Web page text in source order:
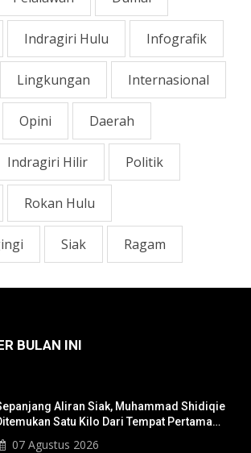
Indragiri Hulu Infografik
Lingkungan Internasional
Opini Daerah
Indragiri Hilir Politik
Rokan Hulu
Siak Ragam
BULAN INI
Aliran Siak, Muhammad Shidiqie
Satu Kilo Dari Tempat Pertama
07 Agustus 2026